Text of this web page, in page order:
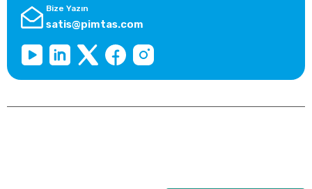
Bize Yazın
satis@pimtas.com